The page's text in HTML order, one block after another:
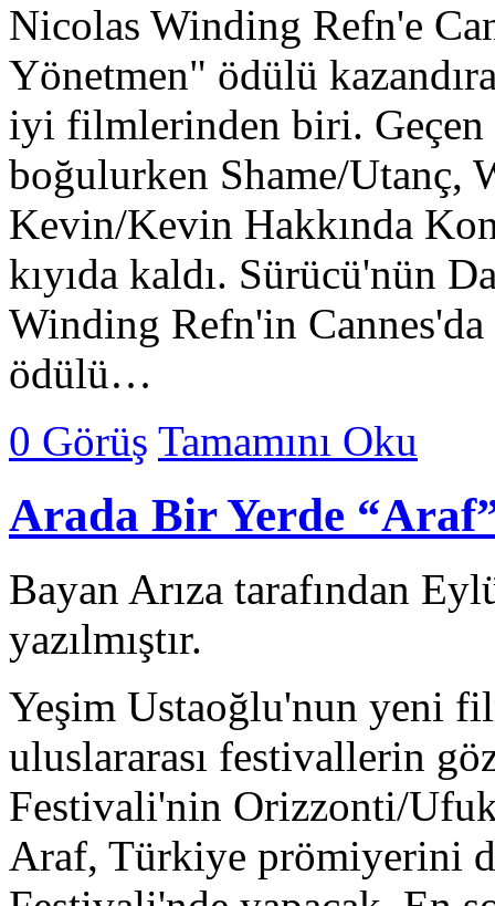
Nicolas Winding Refn'e
Yönetmen" ödülü
iyi filmlerinden biri.
boğulurken Shame/Utanç,
Kevin/Kevin Hakkında
kıyıda kaldı. Sürücü'nün
Winding Refn'in
ödülü…
0 Görüş Tamamını Oku
Arada Bir Yerde
Bayan Arıza tarafından
yazılmıştır.
Yeşim Ustaoğlu'nun yeni
uluslararası festivallerin
Festivali'nin Orizzonti/
Araf, Türkiye prömiyerini